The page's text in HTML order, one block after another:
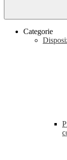
Categorie